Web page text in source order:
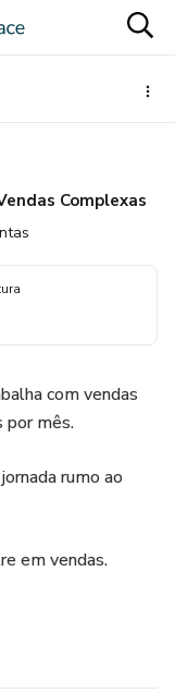
Complexas
com vendas
por mês.
rumo ao
em vendas.